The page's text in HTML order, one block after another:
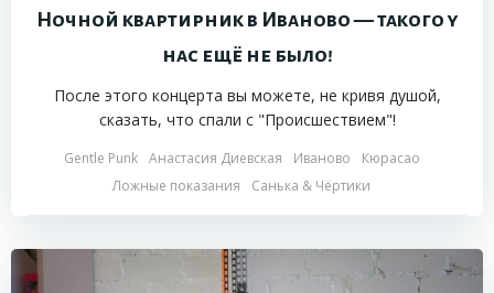
Ночной квартирник в Иваново — такого у
нас ещё не было!
После этого концерта вы можете, не кривя душой,
сказать, что спали с "Происшествием"!
Gentle Punk Анастасия Диевская Иваново
Кюрасао
Ложные показания
Санька & Чёртики